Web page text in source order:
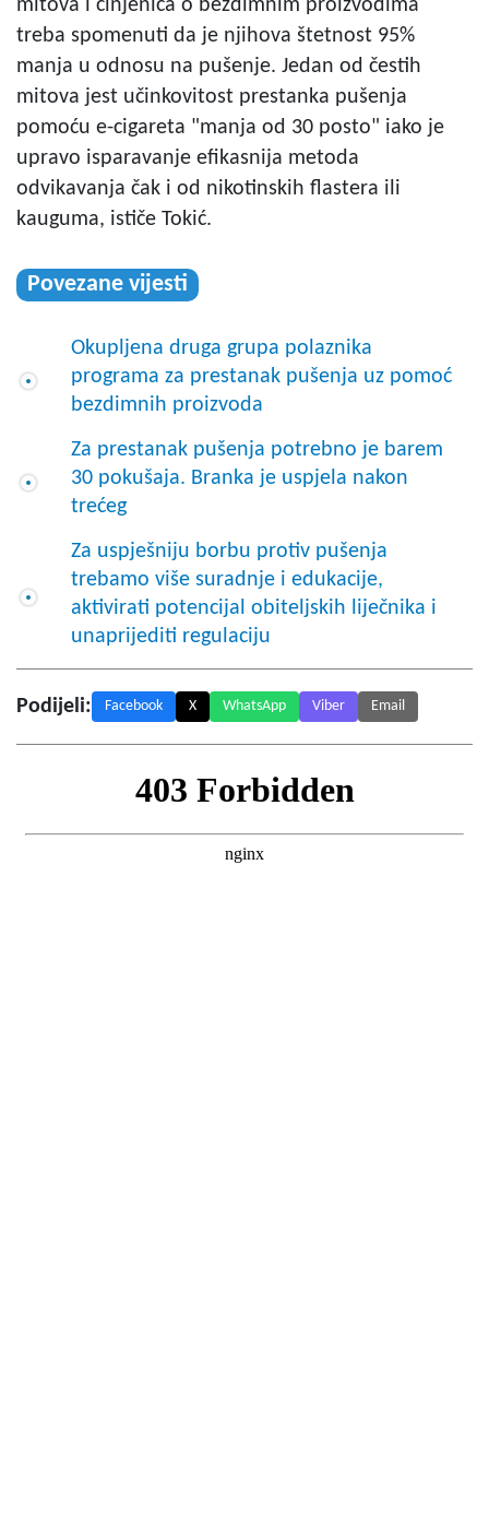
mitova i činjenica o bezdimnim proizvodima
treba spomenuti da je njihova štetnost 95%
manja u odnosu na pušenje. Jedan od čestih
mitova jest učinkovitost prestanka pušenja
pomoću e-cigareta "manja od 30 posto" iako je
upravo isparavanje efikasnija metoda
odvikavanja čak i od nikotinskih flastera ili
kauguma, ističe Tokić.
Povezane vijesti
Okupljena druga grupa polaznika
programa za prestanak pušenja uz pomoć
bezdimnih proizvoda
Za prestanak pušenja potrebno je barem
30 pokušaja. Branka je uspjela nakon
trećeg
Za uspješniju borbu protiv pušenja
trebamo više suradnje i edukacije,
aktivirati potencijal obiteljskih liječnika i
unaprijediti regulaciju
Podijeli: Facebook X WhatsApp Viber Email